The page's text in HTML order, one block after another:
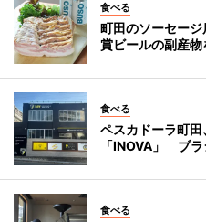
食べる
町田のソーセー
賞ビールの副産物
食べる
ペスカドーラ町
「INOVA」 ブ
食べる